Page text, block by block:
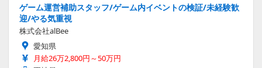
ゲーム運営補助スタッフ/ゲーム内イベントの検証/未経験歓
迎/やる気重視
株式会社alBee
愛知県
月給26万2,800円～50万円